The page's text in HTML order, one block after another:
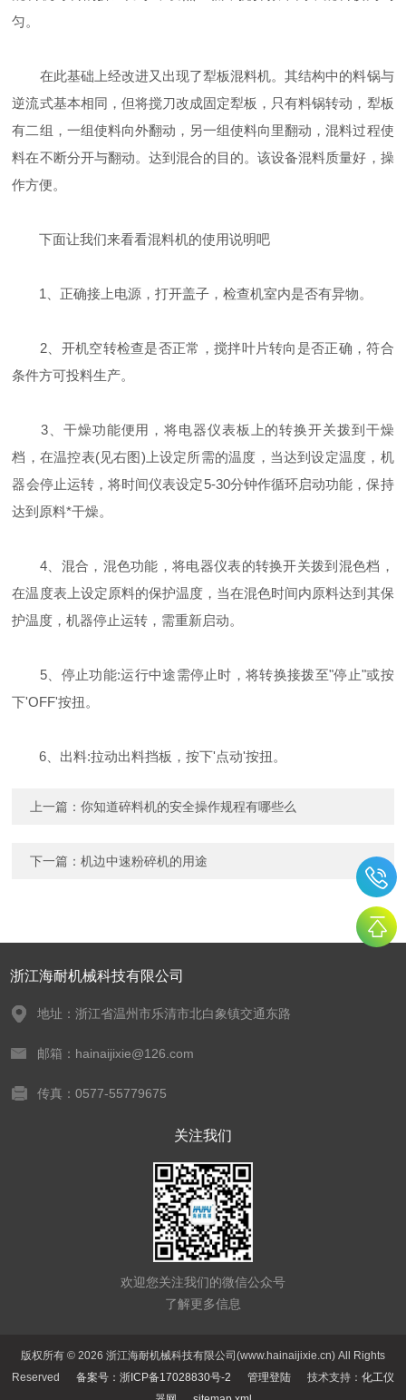
匀。
在此基础上经改进又出现了犁板混料机。其结构中的料锅与
逆流式基本相同，但将搅刀改成固定犁板，只有料锅转动，犁板
有二组，一组使料向外翻动，另一组使料向里翻动，混料过程使
料在不断分开与翻动。达到混合的目的。该设备混料质量好，操
作方便。
下面让我们来看看混料机的使用说明吧
1、正确接上电源，打开盖子，检查机室内是否有异物。
2、开机空转检查是否正常，搅拌叶片转向是否正确，符合
条件方可投料生产。
3、干燥功能便用，将电器仪表板上的转换开关拨到干燥
档，在温控表(见右图)上设定所需的温度，当达到设定温度，机
器会停止运转，将时间仪表设定5-30分钟作循环启动功能，保持
达到原料*干燥。
4、混合，混色功能，将电器仪表的转换开关拨到混色档，
在温度表上设定原料的保护温度，当在混色时间内原料达到其保
护温度，机器停止运转，需重新启动。
5、停止功能:运行中途需停止时，将转换接拨至"停止"或按
下'OFF'按扭。
6、出料:拉动出料挡板，按下'点动'按扭。
上一篇：你知道碎料机的安全操作规程有哪些么
下一篇：机边中速粉碎机的用途
浙江海耐机械科技有限公司
地址：浙江省温州市乐清市北白象镇交通东路
邮箱：hainaijixie@126.com
传真：0577-55779675
关注我们
欢迎您关注我们的微信公众号
了解更多信息
版权所有 © 2026 浙江海耐机械科技有限公司(www.hainaijixie.cn) All Rights
Reserved 备案号：浙ICP备17028830号-2 管理登陆 技术支持： 化工仪